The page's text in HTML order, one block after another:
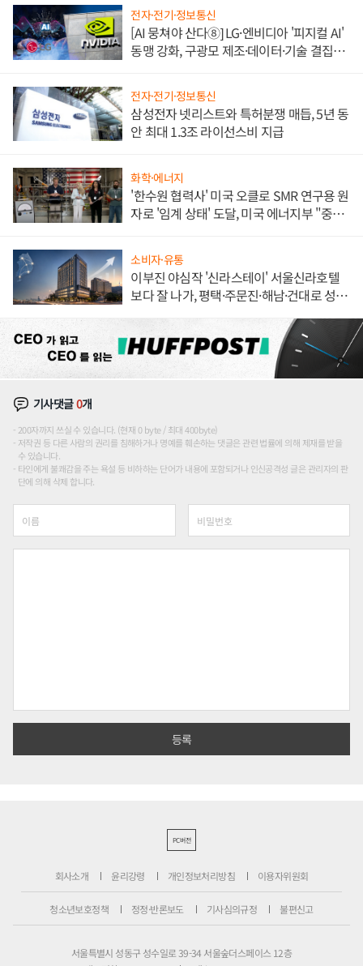
전자·전기·정보통신
[AI 뭉쳐야 산다⑧] LG·엔비디아 '피지컬 AI'
동맹 강화, 구광모 제조·데이터·기술 결집
전자·전기·정보통신
삼성전자 넷리스트와 특허분쟁 매듭, 5년 동
안 최대 1.3조 라이선스비 지급
화학·에너지
'한수원 협력사' 미국 오클로 SMR 연구용 원
자로 '임계 상태' 도달, 미국 에너지부 "중요
소비자·유통
이부진 야심작 '신라스테이' 서울신라호텔
보다 잘 나가, 평택·주문진·해남·건대로 성
기사댓글0개
200자까지 쓰실 수 있습니다. (현재 0 byte / 최대 400byte)
저작권 등 다른 사람의 권리를 침해하거나 명예를 훼손하는 댓글은 관련 법률에 의해 제재를 받을
수 있습니다.
타인에게 불쾌감을 주는 욕설 등 비하하는 단어가 내용에 포함되거나 인신공격성 글은 관리자의 판
단에 의해 삭제 합니다.
PC버전
회사소개 윤리강령 개인정보처리방침 이용자위원회
청소년보호정책 정정·반론보도 기사심의규정 불편신고
서울특별시 성동구 성수일로 39-34 서울숲더스페이스 12층